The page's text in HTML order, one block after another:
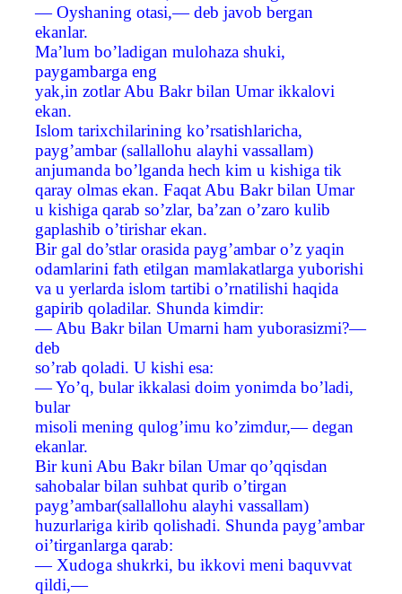
— Oyshaning otasi,— deb javob bergan
ekanlar.
Ma’lum bo’ladigan mulohaza shuki,
paygambarga eng
yak,in zotlar Abu Bakr bilan Umar ikkalovi
ekan.
Islom tarixchilarining ko’rsatishlaricha,
payg’ambar (sallallohu alayhi vassallam)
anjumanda bo’lganda hech kim u kishiga tik
qaray olmas ekan. Faqat Abu Bakr bilan Umar
u kishiga qarab so’zlar, ba’zan o’zaro kulib
gaplashib o’tirishar ekan.
Bir gal do’stlar orasida payg’ambar o’z yaqin
odamlarini fath etilgan mamlakatlarga yuborishi
va u yerlarda islom tartibi o’rnatilishi haqida
gapirib qoladilar. Shunda kimdir:
— Abu Bakr bilan Umarni ham yuborasizmi?—
deb
so’rab qoladi. U kishi esa:
— Yo’q, bular ikkalasi doim yonimda bo’ladi,
bular
misoli mening qulog’imu ko’zimdur,— degan
ekanlar.
Bir kuni Abu Bakr bilan Umar qo’qqisdan
sahobalar bilan suhbat qurib o’tirgan
payg’ambar(sallallohu alayhi vassallam)
huzurlariga kirib qolishadi. Shunda payg’ambar
oi’tirganlarga qarab:
— Хudoga shukrki, bu ikkovi meni baquvvat
qildi,—